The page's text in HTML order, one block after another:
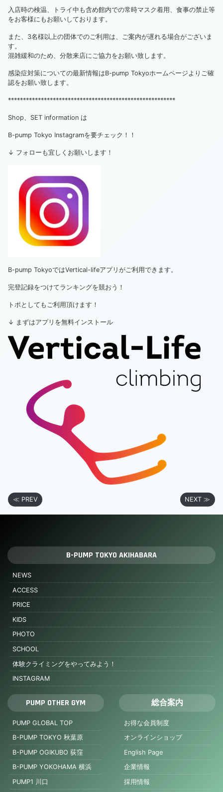
入店時の検温、トライ中も含め館内での常時マスク着用、食事の禁止等
をお客様にもお願いしております。
また、3名様以上の団体でのご利用は、ご案内が遅れる場合がございま
す。
混雑緩和のため、分散来店にご協力をお願い致します。
感染症対策についての最新情報はB-pump Tokyoホームページよりご確
認をお願い致します。
********************************************************
Shop、SET information は
B-pump Tokyo Instagramを要チェック！！
↓ フォローも宜しくお願いします！
B-pump TokyoではVertical-lifeアプリがご利用できます。
完登記録をつけてランキングを競おう！
トポとしてもご利用頂けます！
↓ まずはアプリを無料インストール
≪ PREV NEXT ≫
B-PUMP TOKYO AKIHABARA
NEWS
ACCESS
PRICE
KIDS
PHOTO
SCHOOL
体験クライミングをやってみよう！
INSTAGRAM
PUMP OTHER GYM
PUMP GLOBAL TOP
B-PUMP TOKYO 秋葉原
B-PUMP OGIKUBO 荻窪
B-PUMP YOKOHAMA 横浜
PUMP1 川口
総合案内
お得な会員制度
オンラインショップ
English Page
企業情報
採用情報